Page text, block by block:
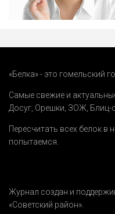
«Белка» - это гомельский
Самые свежие и
Досуг Орешки ЗОЖ Блиц-
Пересчитать всех белок
попытаемся.
Журнал создан и
«Советский район».